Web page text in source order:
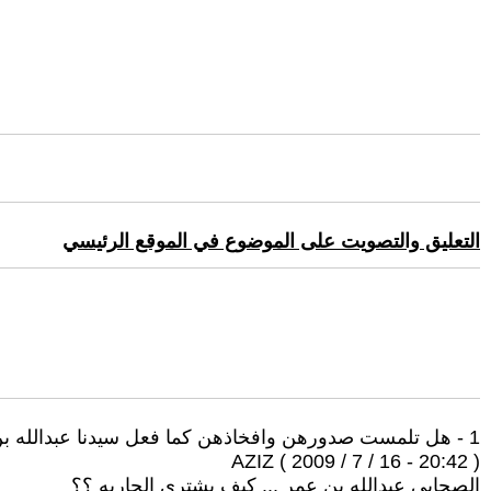
التعليق والتصويت على الموضوع في الموقع الرئيسي
1 - هل تلمست صدورهن وافخاذهن كما فعل سيدنا عبدالله بن عمر ؟؟(مزح
AZIZ ( 2009 / 7 / 16 - 20:42 )
الصحابي عبدالله بن عمر ... كيف يشتري الجاريه ؟؟